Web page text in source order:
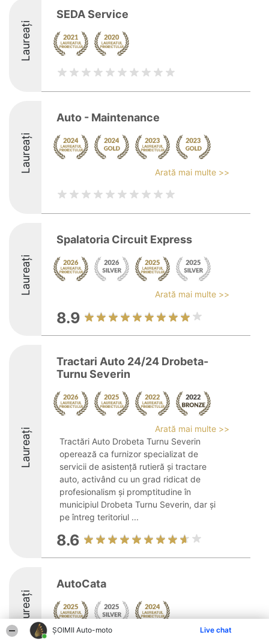
ȘOIMII Auto-moto Live chat
Laureați
SEDA Service
Laureați
Auto - Maintenance
Arată mai multe >>
Laureați
Spalatoria Circuit Express
Arată mai multe >>
8.9
Laureați
Tractari Auto 24/24 Drobeta-
Turnu Severin
Arată mai multe >>
Tractări Auto Drobeta Turnu Severin
operează ca furnizor specializat de
servicii de asistență rutieră și tractare
auto, activând cu un grad ridicat de
profesionalism și promptitudine în
municipiul Drobeta Turnu Severin, dar și
pe întreg teritoriul ...
8.6
Laureați
AutoCata